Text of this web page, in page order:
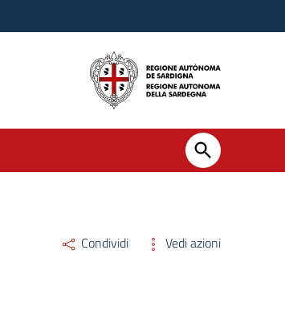
Condividi Vedi azioni